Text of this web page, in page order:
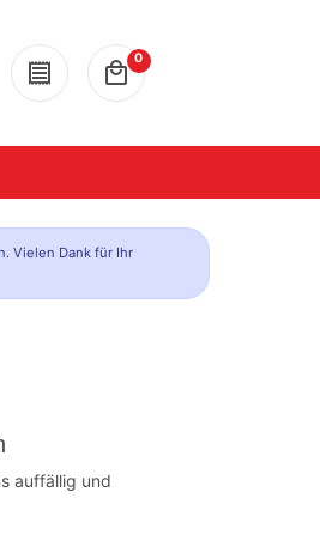
receipt local_mall
0
Vielen Dank für Ihr
auffällig und